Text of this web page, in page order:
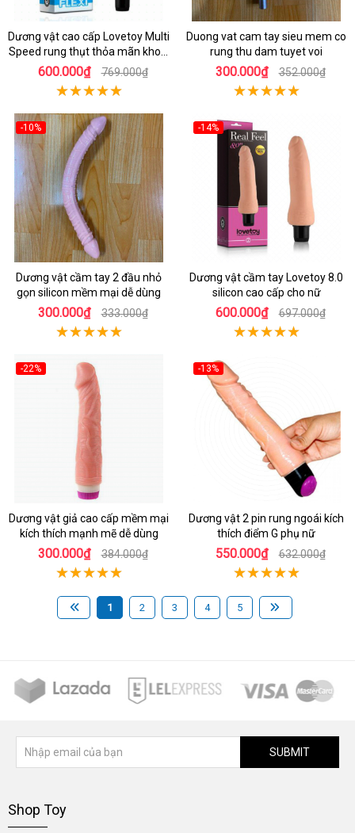
Dương vật cao cấp Lovetoy Multi
Speed rung thụt thỏa mãn khoái
cảm
600.000₫ 769.000₫
Duong vat cam tay sieu mem co
rung thu dam tuyet voi
300.000₫ 352.000₫
-10%
Dương vật cầm tay 2 đầu nhỏ
gọn silicon mềm mại dễ dùng
300.000₫ 333.000₫
-14%
Dương vật cầm tay Lovetoy 8.0
silicon cao cấp cho nữ
600.000₫ 697.000₫
-22%
Dương vật giả cao cấp mềm mại
kích thích mạnh mẽ dễ dùng
300.000₫ 384.000₫
-13%
Dương vật 2 pin rung ngoái kích
thích điểm G phụ nữ
550.000₫ 632.000₫
1 2 3 4 5
SUBMIT
Shop Toy